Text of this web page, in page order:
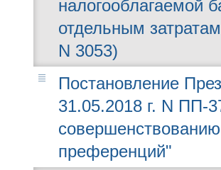
налогооблагаемой
отдельным
N 3053)
Постановление
31.05.2018 г. N ПП-
преференций"